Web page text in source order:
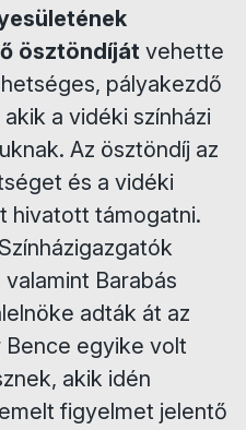
ösztöndíját vehette
pályakezdő
a vidéki színházi
Az ösztöndíj az
és a vidéki
hivatott támogatni.
Barabás
adták át az
egyike volt
akik idén
figyelmet jelentő